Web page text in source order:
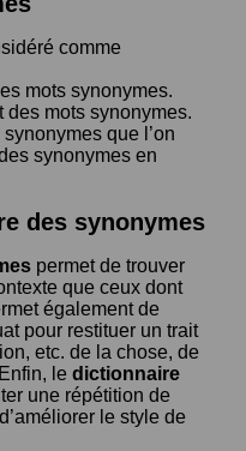
comme
mots synonymes.
des mots synonymes.
que l’on
synonymes en
des synonymes
permet de trouver
que ceux dont
également de
pour restituer un trait
etc. de la chose, de
le dictionnaire
une répétition de
le style de